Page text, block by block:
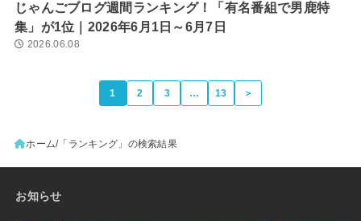
じゃんごブログ週間ランキング！「有名番組で男鹿特
集」が1位｜2026年6月1日～6月7日
2026.06.08
1 2 3 … 13 ＞
ホーム 「ランキング」の検索結果
お知らせ